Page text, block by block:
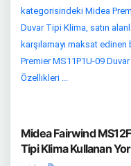
kategorisindeki Midea
Duvar Tipi Klima, satın
karşılamayı maksat edinen
Premier MS11P1U-09
Özellikleri ...
Midea Fairwind
Tipi Klima Kullanan